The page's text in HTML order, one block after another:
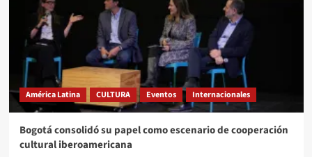
América Latina CULTURA Eventos Internacionales
Bogotá consolidó su papel como escenario de cooperación
cultural iberoamericana